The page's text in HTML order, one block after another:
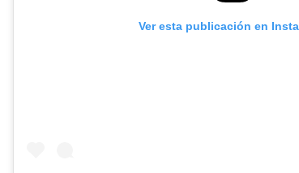
Ver esta publicación en